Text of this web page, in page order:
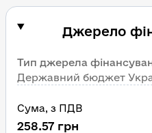
Джерело
Тип джерела
Державний бюджет
Сума, з ПДВ
258.57 грн